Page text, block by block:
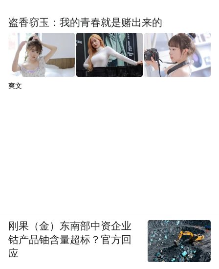
盗香窃玉：我的青春就是赌出来的
爽文
刚果（金）东南部中资企业
钴产品铀含量超标？官方回
应